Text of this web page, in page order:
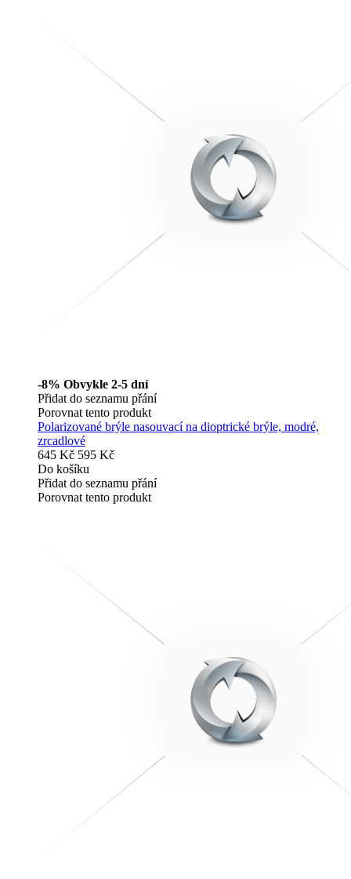
-8% Obvykle 2-5 dní
Přidat do seznamu přání
Porovnat tento produkt
Polarizované brýle nasouvací na dioptrické brýle, modré,
zrcadlové
645 Kč 595 Kč
Do košíku
Přidat do seznamu přání
Porovnat tento produkt